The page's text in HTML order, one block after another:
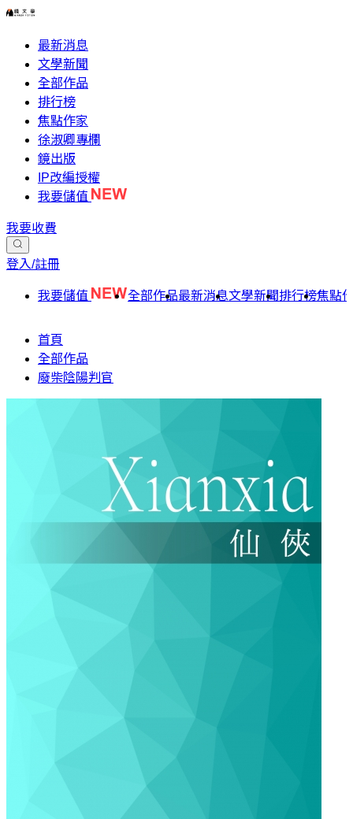
最新消息
文學新聞
全部作品
排行榜
焦點作家
徐淑卿專欄
鏡出版
IP改編授權
我要儲值
我要收費
登入/註冊
我要儲值 全部作品最新消息文學新聞排行榜焦點
首頁
全部作品
廢柴陰陽判官